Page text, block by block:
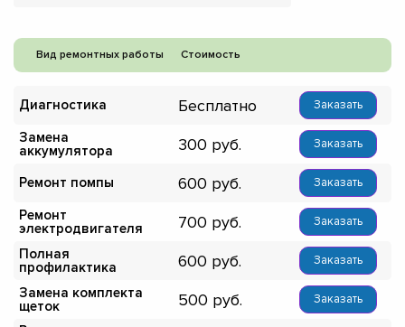
Вид ремонтных работы Стоимость
Диагностика Бесплатно Заказать
Замена
аккумулятора
300 Заказать
Ремонт помпы 600 Заказать
Ремонт
электродвигателя
700 Заказать
Полная
профилактика
600 Заказать
Замена комплекта
щеток
500 Заказать